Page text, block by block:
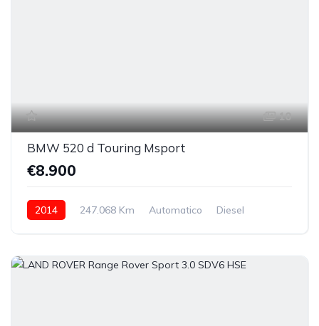
10
BMW 520 d Touring Msport
€8.900
2014 247.068 Km Automatico
Diesel